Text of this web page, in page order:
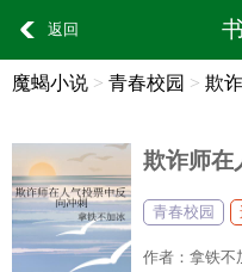
返回
魔蝎小说 > 青春校园 > 欺
欺诈师在
青春校园
作者： 拿铁不